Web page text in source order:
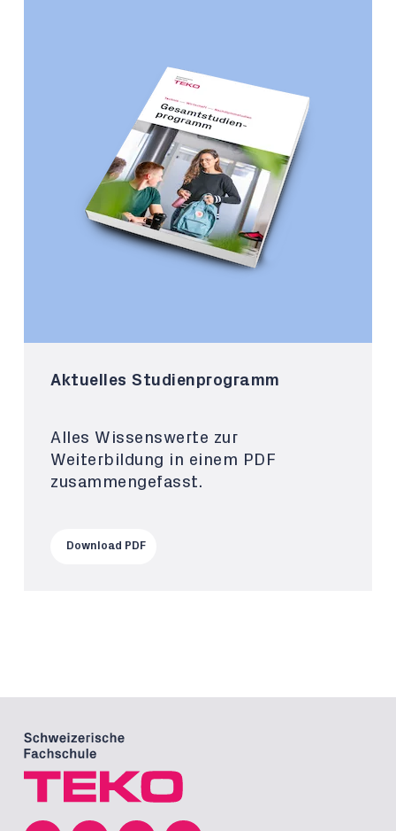
Aktuelles Studienprogramm
Alles Wissenswerte zur
Weiterbildung in einem PDF
zusammengefasst.
Download PDF